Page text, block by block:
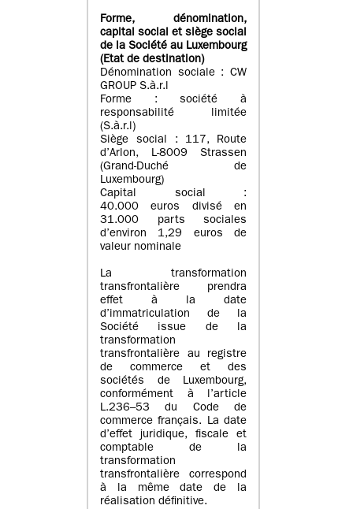
Forme, dénomination,
capital social et siège social
de la Société au Luxembourg
(Etat de destination)
Dénomination sociale : CW
GROUP S.à.r.l
Forme : société à
responsabilité limitée
(S.à.r.l)
Siège social : 117, Route
d’Arlon, L-8009 Strassen
(Grand-Duché de
Luxembourg)
Capital social :
40.000 euros divisé en
31.000 parts sociales
d’environ 1,29 euros de
valeur nominale
La transformation
transfrontalière prendra
effet à la date
d’immatriculation de la
Société issue de la
transformation
transfrontalière au registre
de commerce et des
sociétés de Luxembourg,
conformément à l’article
L.236–53 du Code de
commerce français. La date
d’effet juridique, fiscale et
comptable de la
transformation
transfrontalière correspond
à la même date de la
réalisation définitive.